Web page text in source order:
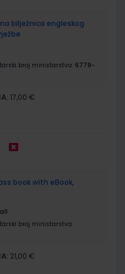
bilježnica engleskog
broj ministarstva: 6779-
17,00 €
book with eBook,
broj ministarstva:
21,00 €